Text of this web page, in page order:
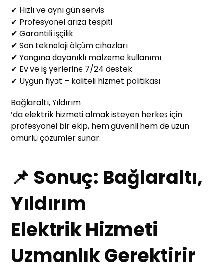
✔ Hızlı ve aynı gün servis
✔ Profesyonel arıza tespiti
✔ Garantili işçilik
✔ Son teknoloji ölçüm cihazları
✔ Yangına dayanıklı malzeme kullanımı
✔ Ev ve iş yerlerine 7/24 destek
✔ Uygun fiyat – kaliteli hizmet politikası
Bağlaraltı, Yıldırım
’da elektrik hizmeti almak isteyen herkes için
profesyonel bir ekip, hem güvenli hem de uzun
ömürlü çözümler sunar.
📌 Sonuç: Bağlaraltı,
Yıldırım
Elektrik Hizmeti
Uzmanlık Gerektirir